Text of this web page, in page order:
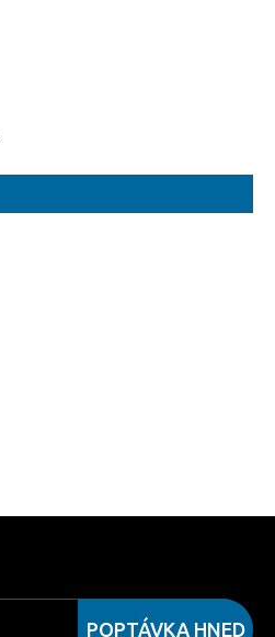
POPTÁVKA HNED